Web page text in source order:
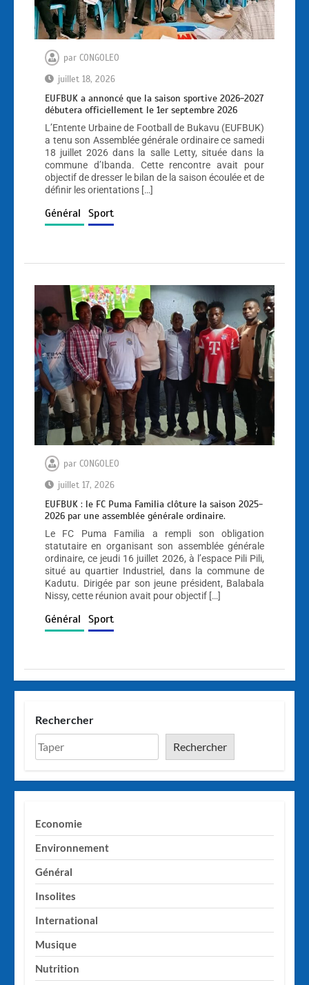
par CONGOLEO
juillet 18, 2026
EUFBUK a annoncé que la saison sportive 2026-2027
débutera officiellement le 1er septembre 2026
L’Entente Urbaine de Football de Bukavu (EUFBUK)
a tenu son Assemblée générale ordinaire ce samedi
18 juillet 2026 dans la salle Letty, située dans la
commune d’Ibanda. Cette rencontre avait pour
objectif de dresser le bilan de la saison écoulée et de
définir les orientations […]
Général Sport
par CONGOLEO
juillet 17, 2026
EUFBUK : le FC Puma Familia clôture la saison 2025-
2026 par une assemblée générale ordinaire.
Le FC Puma Familia a rempli son obligation
statutaire en organisant son assemblée générale
ordinaire, ce jeudi 16 juillet 2026, à l’espace Pili Pili,
situé au quartier Industriel, dans la commune de
Kadutu. Dirigée par son jeune président, Balabala
Nissy, cette réunion avait pour objectif […]
Général Sport
Rechercher
Rechercher
Economie
Environnement
Général
Insolites
International
Musique
Nutrition